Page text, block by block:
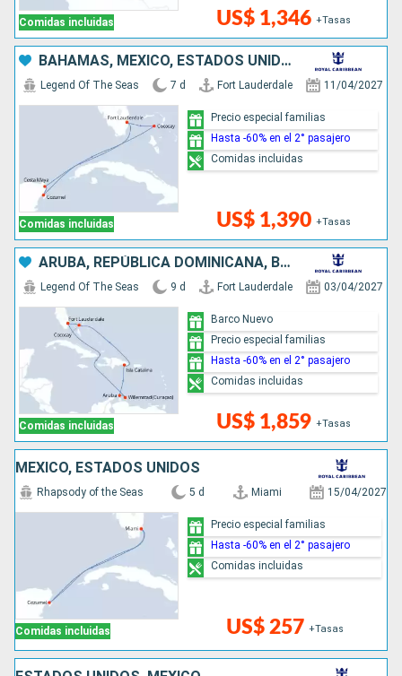
Comidas incluidas US$ 1,346 +Tasas
BAHAMAS, MÉXICO, ESTADOS UNIDOS
Comidas incluidas
Legend Of The Seas 7 d Fort Lauderdale 11/04/2027
US$ 1,390 +Tasas
Precio especial familias
Hasta -60% en el 2° pasajero
Comidas incluidas
ARUBA, REPÚBLICA DOMINICANA, BAHAMAS, ESTADOS UNIDOS
Comidas incluidas
Legend Of The Seas 9 d Fort Lauderdale 03/04/2027
US$ 1,859 +Tasas
Barco Nuevo
Precio especial familias
Hasta -60% en el 2° pasajero
Comidas incluidas
MÉXICO, ESTADOS UNIDOS
Comidas incluidas
Rhapsody of the Seas 5 d Miami 15/04/2027
US$ 257 +Tasas
Precio especial familias
Hasta -60% en el 2° pasajero
Comidas incluidas